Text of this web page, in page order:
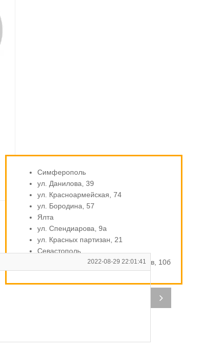
2022-08-29 22:01:41
Симферополь
ул. Данилова, 39
ул. Красноармейская, 74
ул. Бородина, 57
Ялта
ул. Спендиарова, 9а
ул. Красных партизан, 21
Севастополь
ул. Индустриальная / Стахановцев, 10б